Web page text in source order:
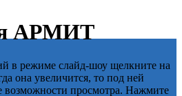
АРМИТ
в режиме слайд-шоу щелкните на
она увеличится, то под ней
возможности просмотра. Нажмите